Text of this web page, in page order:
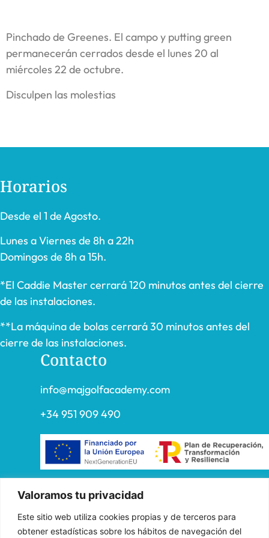
Valoramos tu privacidad
Este sitio web utiliza cookies propias y de terceros para
obtener estadísticas sobre los hábitos de navegación del
Pinchado de Greenes. El campo y putting green
permanecerán cerrados desde el lunes 20 al
miércoles 22 de octubre.
Disculpen las molestias
Horarios
Desde el 1 de Agosto.
Lunes a Viernes de 8h a 22h
Domingos de 8h a 15h.
*El Caddie Master cerrará 120 minutos antes del cierre
de las instalaciones.
**La máquina de bolas cerrará 30 minutos antes del
cierre de las instalaciones.
Contacto
info@majgolfacademy.com
+34 951 909 490
«FADE AND DRAW TARGET S.L. ha recibido una ayuda de la
Unión Europea con cargo al Programa Operativo FEDER de
Andalucía 2014-2020, financiada como parte de la respuesta de
la Unión a la pandemia de COVID-19 (REACT-UE), para